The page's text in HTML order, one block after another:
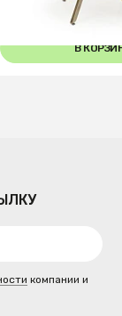
В
компании и